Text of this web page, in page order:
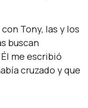
Tony, las y los
buscan
Él me escribió
cruzado y que